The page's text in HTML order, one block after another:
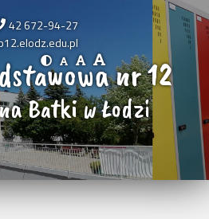
42 672-94-27
nr 12
Batki w Łodzi